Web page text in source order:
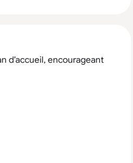
d’accueil, encourageant